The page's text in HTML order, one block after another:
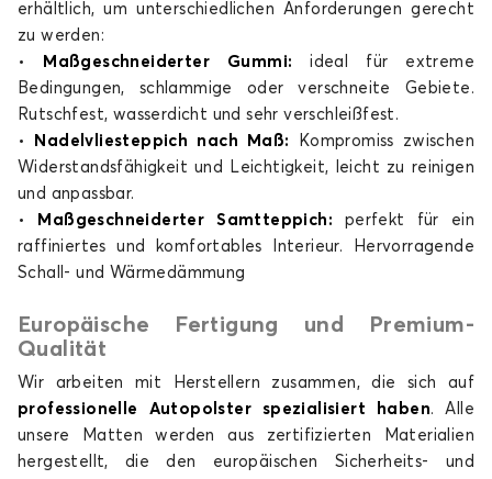
erhältlich, um unterschiedlichen Anforderungen gerecht
zu werden:
•
Maßgeschneiderter Gummi: ideal für extreme
Bedingungen, schlammige oder verschneite Gebiete.
Rutschfest, wasserdicht und sehr verschleißfest.
•
Nadelvliesteppich nach Maß:
Kompromiss zwischen
Widerstandsfähigkeit und Leichtigkeit, leicht zu reinigen
und anpassbar.
•
Maßgeschneiderter Samtteppich: perfekt für ein
raffiniertes und komfortables Interieur. Hervorragende
Schall- und Wärmedämmung
Europäische Fertigung und Premium-
Qualität
Wir arbeiten mit Herstellern zusammen, die sich auf
professionelle Autopolster spezialisiert haben. Alle
unsere Matten werden aus zertifizierten Materialien
hergestellt, die den europäischen Sicherheits- und